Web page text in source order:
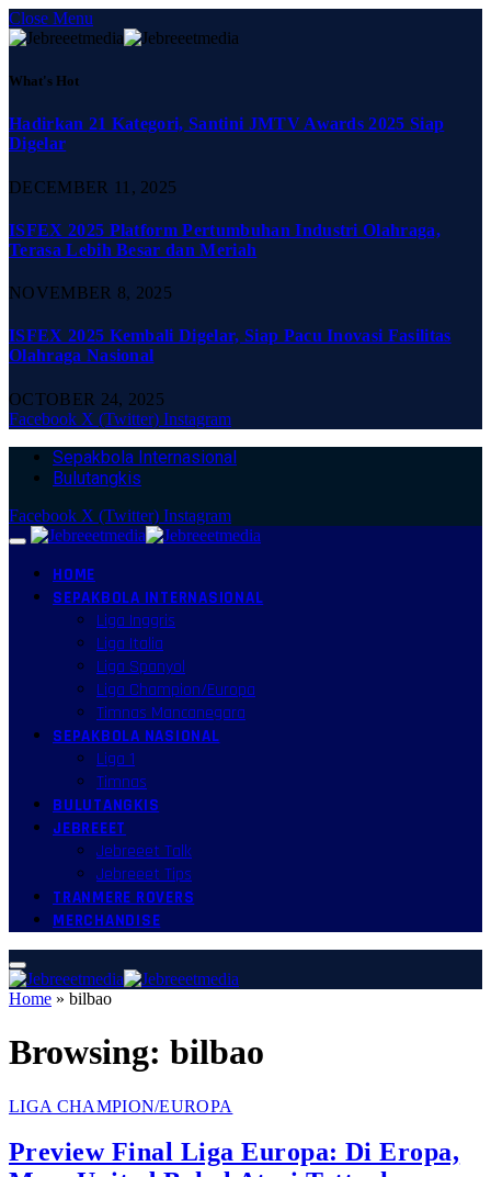
Close Menu
What's Hot
Hadirkan 21 Kategori, Santini JMTV Awards 2025 Siap
Digelar
DECEMBER 11, 2025
ISFEX 2025 Platform Pertumbuhan Industri Olahraga,
Terasa Lebih Besar dan Meriah
NOVEMBER 8, 2025
ISFEX 2025 Kembali Digelar, Siap Pacu Inovasi Fasilitas
Olahraga Nasional
OCTOBER 24, 2025
Facebook X (Twitter) Instagram
Sepakbola Internasional
Bulutangkis
Facebook X (Twitter) Instagram
HOME
SEPAKBOLA INTERNASIONAL
Liga Inggris
Liga Italia
Liga Spanyol
Liga Champion/Europa
Timnas Mancanegara
SEPAKBOLA NASIONAL
Liga 1
Timnas
BULUTANGKIS
JEBREEET
Jebreeet Talk
Jebreeet Tips
TRANMERE ROVERS
MERCHANDISE
Home » bilbao
Browsing: bilbao
LIGA CHAMPION/EUROPA
Preview Final Liga Europa: Di Eropa,